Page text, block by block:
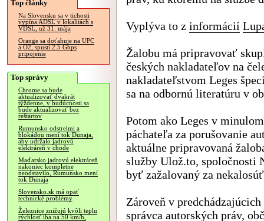
Top články
Na Slovensku sa v tichosti
vypína ADSL v lokalitách s
VDSL, už 31. mája
Orange sa doťahuje na UPC
a O2, spustí 2.5 Gbps
pripojenie
Top správy
Chrome sa bude
aktualizovať dvakrát
týždenne, v budúcnosti sa
bude aktualizovať bez
reštartov
Rumunsko odstrelmi a
blokádou mení tok Dunaja,
aby udržalo jadrovú
elektráreň v chode
Maďarsko jadrovú elektráreň
nakoniec kompletne
neodstavilo, Rumunsko mení
tok Dunaja
Slovensko.sk má opäť
technické problémy
Železnice znižujú kvôli teplu
rýchlosť iba na 50 km/h,
Vyplýva to z informácií
Žalobu má pripravovať
českých nakladateľov na
nakladateľstvom Leges
sa na odbornú literatúru v
Potom ako Leges v
páchateľa za porušovanie
aktuálne pripravovaná
služby Ulož.to, spoločnosti
byť zažalovaný za
Zároveň v
správca autorských práv,